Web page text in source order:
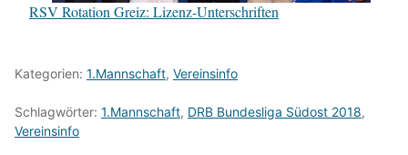
RSV Rotation Greiz: Lizenz-Unterschriften
Kategorien: 1.Mannschaft, Vereinsinfo
Schlagwörter: 1.Mannschaft, DRB Bundesliga Südost 2018,
Vereinsinfo